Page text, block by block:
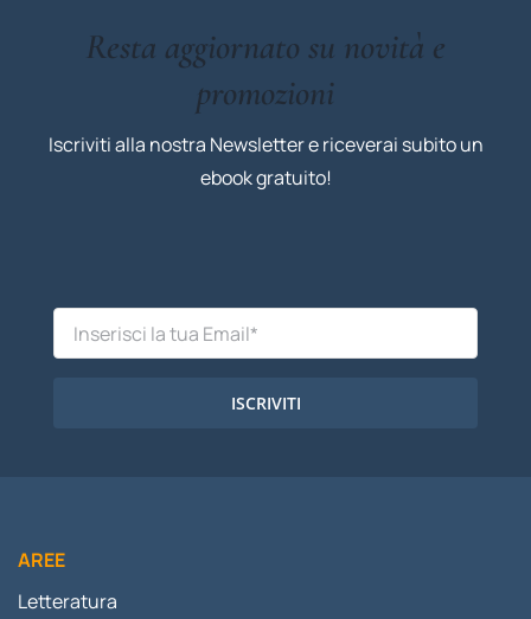
Resta aggiornato su novità e
promozioni
Iscriviti alla nostra Newsletter e riceverai subito un
ebook gratuito!
ISCRIVITI
AREE
Letteratura